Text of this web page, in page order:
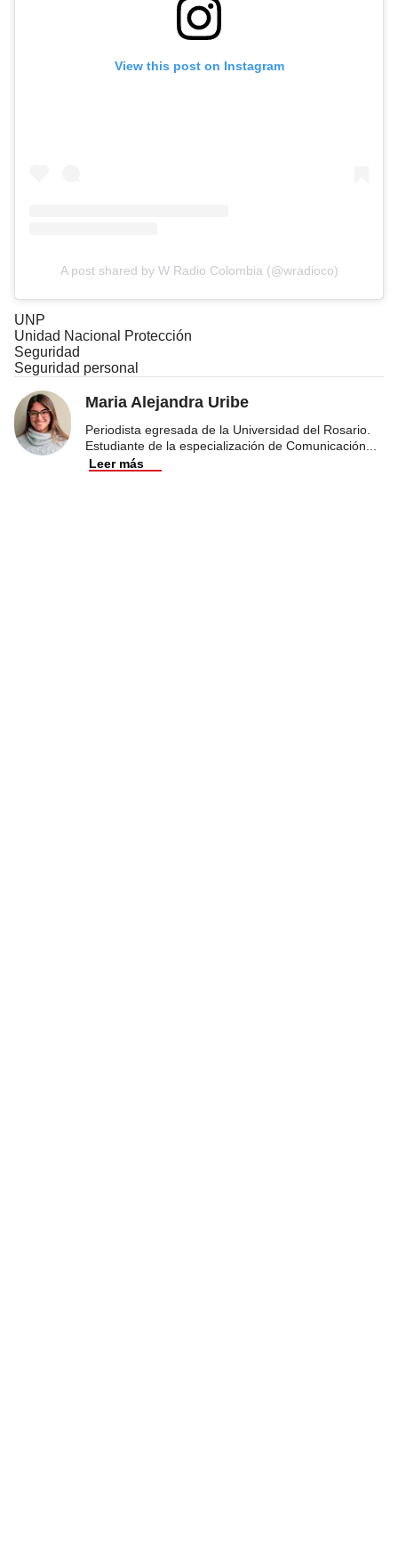
View this post on Instagram
A post shared by W Radio Colombia (@wradioco)
UNP
Unidad Nacional Protección
Seguridad
Seguridad personal
Maria Alejandra Uribe
Periodista egresada de la Universidad del Rosario.
Estudiante de la especialización de Comunicación
Leer más